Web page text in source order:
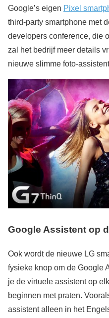
Google’s eigen Pixel
third-party smartphone met
developers conference, die
zal het bedrijf meer details
nieuwe slimme foto-
Google Assistent op
Ook wordt de nieuwe LG
fysieke knop om de Google
je de virtuele assistent op
beginnen met praten.
assistent alleen in het